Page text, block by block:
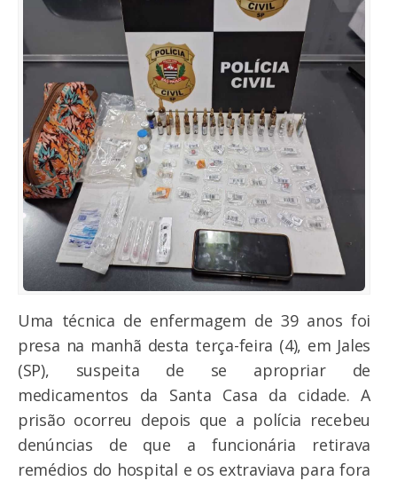
Uma técnica de enfermagem de 39 anos foi
presa na manhã desta terça-feira (4), em Jales
(SP), suspeita de se apropriar de
medicamentos da Santa Casa da cidade. A
prisão ocorreu depois que a polícia recebeu
denúncias de que a funcionária retirava
remédios do hospital e os extraviava para fora